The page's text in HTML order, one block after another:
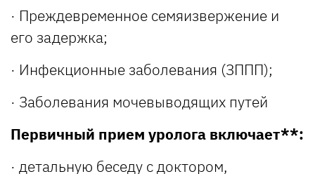
· Преждевременное семяизвержение и
его задержка;
· Инфекционные заболевания (ЗППП);
· Заболевания мочевыводящих путей
Первичный прием уролога включает**:
· детальную беседу с доктором,